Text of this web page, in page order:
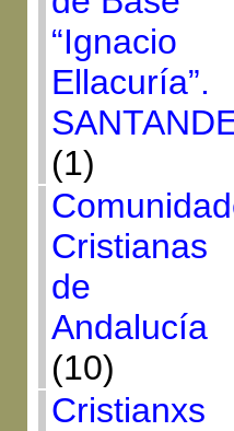
“Ignacio
Ellacuría”.
(1)
Cristianas
de
Andalucía
(10)
Cristianxs